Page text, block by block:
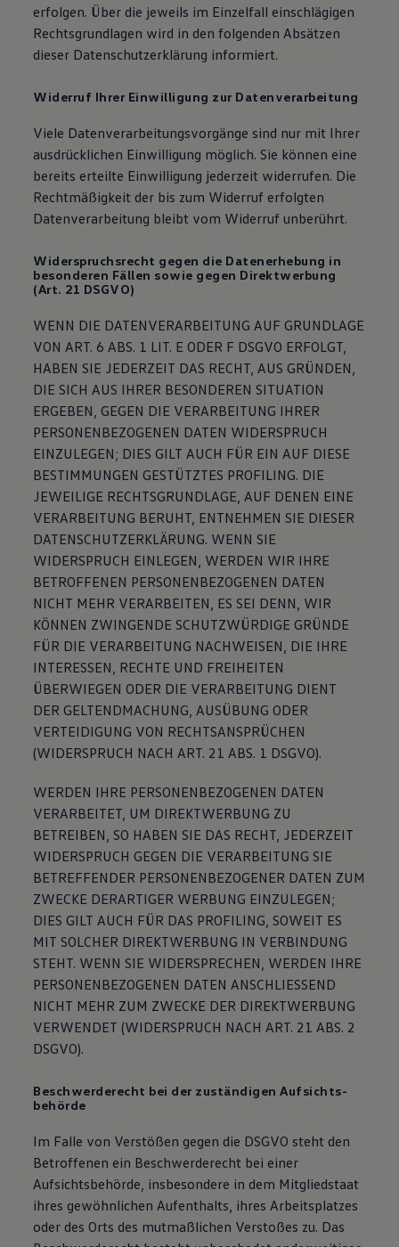
erfolgen. Über die jeweils im Einzelfall einschlägigen
Rechtsgrundlagen wird in den folgenden Absätzen
dieser Datenschutzerklärung informiert.
Widerruf Ihrer Einwilligung zur Datenverarbeitung
Viele Datenverarbeitungsvorgänge sind nur mit Ihrer
ausdrücklichen Einwilligung möglich. Sie können eine
bereits erteilte Einwilligung jederzeit widerrufen. Die
Rechtmäßigkeit der bis zum Widerruf erfolgten
Datenverarbeitung bleibt vom Widerruf unberührt.
Widerspruchsrecht gegen die Datenerhebung in
besonderen Fällen sowie gegen Direktwerbung
(Art. 21 DSGVO)
WENN DIE DATENVERARBEITUNG AUF GRUNDLAGE
VON ART. 6 ABS. 1 LIT. E ODER F DSGVO ERFOLGT,
HABEN SIE JEDERZEIT DAS RECHT, AUS GRÜNDEN,
DIE SICH AUS IHRER BESONDEREN SITUATION
ERGEBEN, GEGEN DIE VERARBEITUNG IHRER
PERSONENBEZOGENEN DATEN WIDERSPRUCH
EINZULEGEN; DIES GILT AUCH FÜR EIN AUF DIESE
BESTIMMUNGEN GESTÜTZTES PROFILING. DIE
JEWEILIGE RECHTSGRUNDLAGE, AUF DENEN EINE
VERARBEITUNG BERUHT, ENTNEHMEN SIE DIESER
DATENSCHUTZERKLÄRUNG. WENN SIE
WIDERSPRUCH EINLEGEN, WERDEN WIR IHRE
BETROFFENEN PERSONENBEZOGENEN DATEN
NICHT MEHR VERARBEITEN, ES SEI DENN, WIR
KÖNNEN ZWINGENDE SCHUTZWÜRDIGE GRÜNDE
FÜR DIE VERARBEITUNG NACHWEISEN, DIE IHRE
INTERESSEN, RECHTE UND FREIHEITEN
ÜBERWIEGEN ODER DIE VERARBEITUNG DIENT
DER GELTENDMACHUNG, AUSÜBUNG ODER
VERTEIDIGUNG VON RECHTSANSPRÜCHEN
(WIDERSPRUCH NACH ART. 21 ABS. 1 DSGVO).
WERDEN IHRE PERSONENBEZOGENEN DATEN
VERARBEITET, UM DIREKTWERBUNG ZU
BETREIBEN, SO HABEN SIE DAS RECHT, JEDERZEIT
WIDERSPRUCH GEGEN DIE VERARBEITUNG SIE
BETREFFENDER PERSONENBEZOGENER DATEN ZUM
ZWECKE DERARTIGER WERBUNG EINZULEGEN;
DIES GILT AUCH FÜR DAS PROFILING, SOWEIT ES
MIT SOLCHER DIREKTWERBUNG IN VERBINDUNG
STEHT. WENN SIE WIDERSPRECHEN, WERDEN IHRE
PERSONENBEZOGENEN DATEN ANSCHLIESSEND
NICHT MEHR ZUM ZWECKE DER DIREKTWERBUNG
VERWENDET (WIDERSPRUCH NACH ART. 21 ABS. 2
DSGVO).
Beschwerde­recht bei der zuständigen Aufsichts­
behörde
Im Falle von Verstößen gegen die DSGVO steht den
Betroffenen ein Beschwerderecht bei einer
Aufsichtsbehörde, insbesondere in dem Mitgliedstaat
ihres gewöhnlichen Aufenthalts, ihres Arbeitsplatzes
oder des Orts des mutmaßlichen Verstoßes zu. Das